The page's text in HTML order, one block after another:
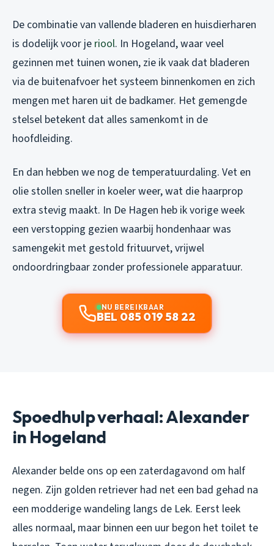
De combinatie van vallende bladeren en huisdierharen
is dodelijk voor je riool. In Hogeland, waar veel
gezinnen met tuinen wonen, zie ik vaak dat bladeren
via de buitenafvoer het systeem binnenkomen en zich
mengen met haren uit de badkamer. Het gemengde
stelsel betekent dat alles samenkomt in de
hoofdleiding.
En dan hebben we nog de temperatuurdaling. Vet en
olie stollen sneller in koeler weer, wat die haarprop
extra stevig maakt. In De Hagen heb ik vorige week
een verstopping gezien waarbij hondenhaar was
samengekit met gestold frituurvet, vrijwel
ondoordringbaar zonder professionele apparatuur.
NU BEREIKBAAR
BEL 085 019 58 22
Spoedhulp verhaal: Alexander
in Hogeland
Alexander belde ons op een zaterdagavond om half
negen. Zijn golden retriever had net een bad gehad na
een modderige wandeling langs de Lek. Eerst leek
alles normaal, maar binnen een uur begon het toilet te